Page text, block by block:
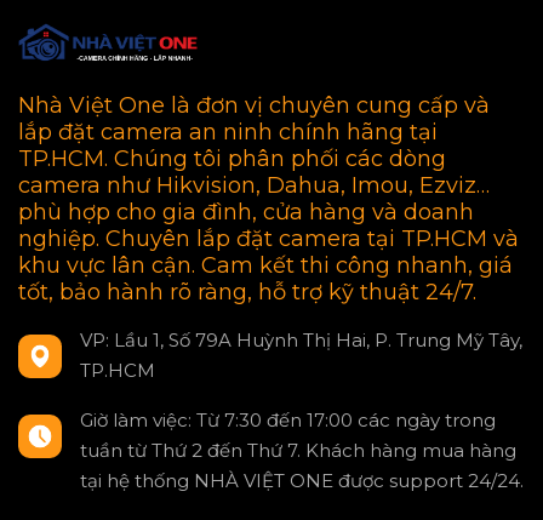
Nhà Việt One là đơn vị chuyên cung cấp và
lắp đặt camera an ninh chính hãng tại
TP.HCM. Chúng tôi phân phối các dòng
camera như Hikvision, Dahua, Imou, Ezviz…
phù hợp cho gia đình, cửa hàng và doanh
nghiệp. Chuyên lắp đặt camera tại TP.HCM và
khu vực lân cận. Cam kết thi công nhanh, giá
tốt, bảo hành rõ ràng, hỗ trợ kỹ thuật 24/7.
VP: Lầu 1, Số 79A Huỳnh Thị Hai, P. Trung Mỹ Tây,
TP.HCM
Giờ làm việc: Từ 7:30 đến 17:00 các ngày trong
tuần từ Thứ 2 đến Thứ 7. Khách hàng mua hàng
tại hệ thống NHÀ VIỆT ONE được support 24/24.